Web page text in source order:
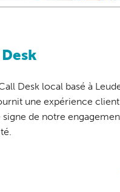
Desk local basé à
une expérience
signe de notre